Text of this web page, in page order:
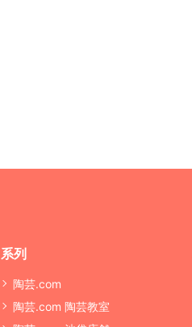
系列
陶芸.com
陶芸.com 陶芸教室